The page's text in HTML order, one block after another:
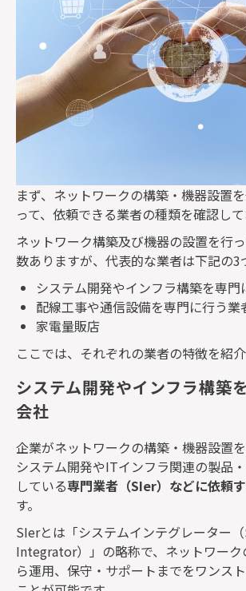
まず、ネットワークの構築・機器設置
って、依頼できる業者の種類を確認して
ネットワーク構築及び機器の設置を行
数ありますが、代表的な業者は下記の3
システム開発やインフラ構築を専門
配線工事や通信設備を専門に行う業
家電量販店
ここでは、それぞれの業者の特徴を紹介
システム開発やインフラ構築
会社
企業がネットワークの構築・機器設置を
システム開発やITインフラ関連の製品
している専門業者（SIer）などに依頼
す。
SIerとは「システムインテグレーター（
Integrator）」の略称で、ネットワー
ら運用、保守・サポートまでをワンス